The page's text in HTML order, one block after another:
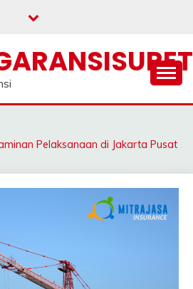
Pelaksanaan di Jakarta Pusat